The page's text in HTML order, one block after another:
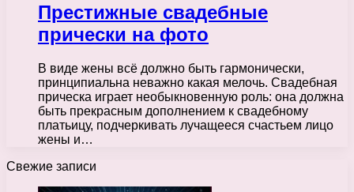
Престижные свадебные
прически на фото
В виде жены всё должно быть гармонически,
принципиальна неважно какая мелочь. Свадебная
прическа играет необыкновенную роль: она должна
быть прекрасным дополнением к свадебному
платьицу, подчеркивать лучащееся счастьем лицо
жены и…
Свежие записи